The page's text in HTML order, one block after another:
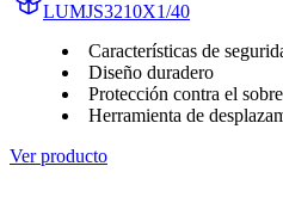
LUMJS3210X1/40
Características de
Diseño duradero
Protección contra el
Herramienta de
Ver producto